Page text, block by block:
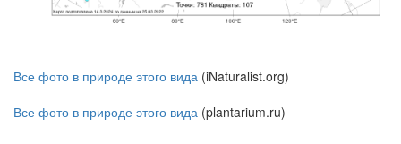
Все фото в природе этого вида (iNaturalist.org)
Все фото в природе этого вида (plantarium.ru)